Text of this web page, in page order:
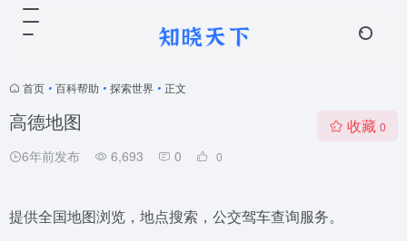
首页 • 百科帮助 • 探索世界 • 正文
高德地图
6年前发布 6,693 0 0
收藏 0
提供全国地图浏览，地点搜索，公交驾车查询服务。